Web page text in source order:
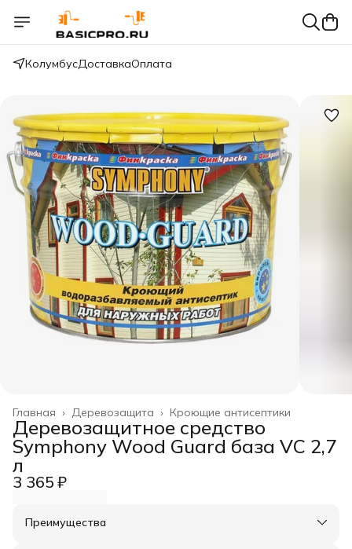
КолумбусДоставкаОплата
Кроющие антисептики
Деревозащита ›
Главная ›
Деревозащитное средство
Symphony Wood Guard база VC 2,7
л
3 365 ₽
Преимущества
Оплата частями в Сплит